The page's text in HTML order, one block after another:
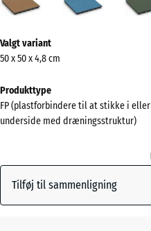
(active)
information
om
farverne?
Vis
farvepalette
Atlantisk
Valgt variant
50 x 50 x 4,8 cm
Produkttype
FP (plastforbindere til at stikke i
underside med dræningsstruktur)
Tilføj til sammenligning